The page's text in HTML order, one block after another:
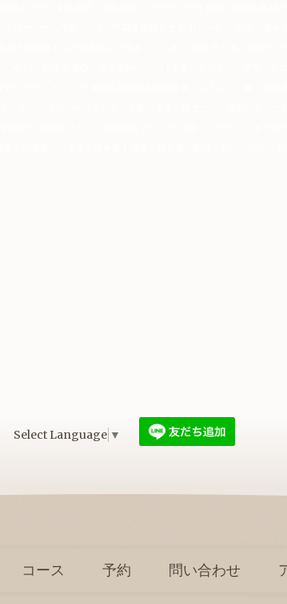
Select Language ▼
コース 予約 問い合わせ